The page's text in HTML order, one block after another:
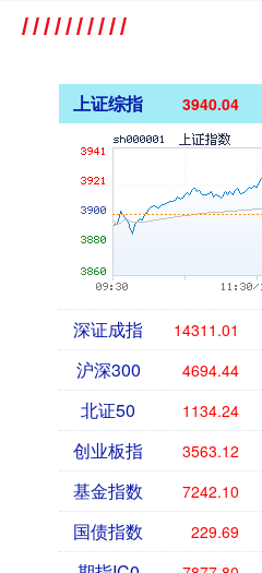
上证综指 3940.04
深证成指 14311.01
沪深300 4694.44
北证50 1134.24
创业板指 3563.12
基金指数 7242.10
国债指数 229.69